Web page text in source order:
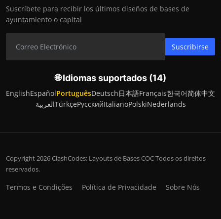
Suscríbete para recibir los últimos diseños de bases de
ayuntamiento o capital
Suscribirse
🌐 Idiomas suportados (14)
EnglishEspañolPortuguêsDeutsch日本語Français한국어简体中文
العربيةTürkçeРусскийItalianoPolskiNederlands
Copyright 2026 ClashCodes: Layouts de Bases COC Todos os direitos
reservados.
Termos e Condições Política de Privacidade Sobre Nós